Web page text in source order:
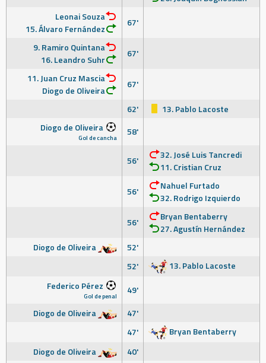
Leonai Souza
15. Álvaro Fernández
67'
9. Ramiro Quintana
16. Leandro Suhr
67'
11. Juan Cruz Mascia
Diogo de Oliveira
67'
62'
13. Pablo Lacoste
Diogo de Oliveira
Gol de cancha 58'
56'
32. José Luis Tancredi
11. Cristian Cruz
56'
Nahuel Furtado
32. Rodrigo Izquierdo
56'
Bryan Bentaberry
27. Agustín Hernández
Diogo de Oliveira
52'
52'
13. Pablo Lacoste
Federico Pérez
Gol de penal
49'
Diogo de Oliveira
47'
47'
Bryan Bentaberry
Diogo de Oliveira
40'